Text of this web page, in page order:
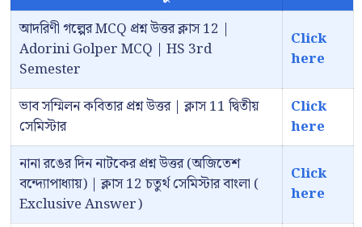
আদরিণী গল্পের MCQ প্রশ্ন উত্তর ক্লাস 12 |
Adorini Golper MCQ | HS 3rd
Semester
Click
here
ভাব সম্মিলন কবিতার প্রশ্ন উত্তর | ক্লাস 11 দ্বিতীয়
সেমিস্টার
Click
here
নানা রঙের দিন নাটকের প্রশ্ন উত্তর (অজিতেশ
বন্দ্যোপাধ্যায়) | ক্লাস 12 চতুর্থ সেমিস্টার বাংলা (
Exclusive Answer)
Click
here